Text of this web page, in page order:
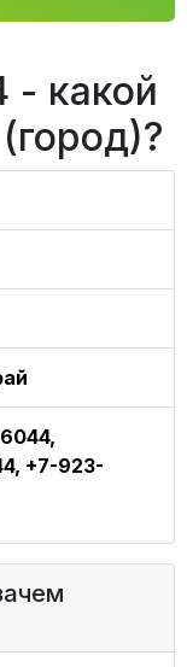
- какой
+7-923-